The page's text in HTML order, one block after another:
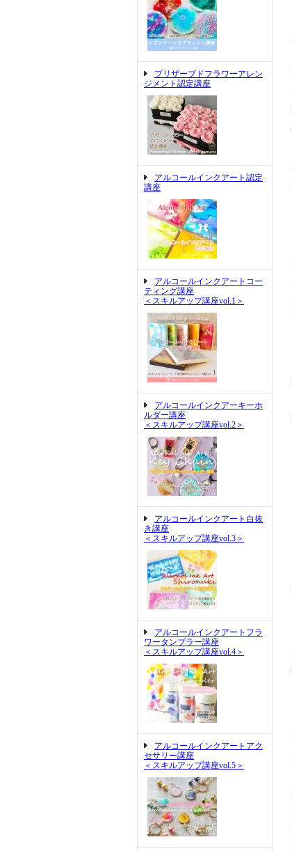
プリザーブドフラワーアレン
ジメント認定講座
アルコールインクアート認定
講座
アルコールインクアートコー
ティング講座
＜スキルアップ講座vol.1＞
アルコールインクアーキーホ
ルダー講座
＜スキルアップ講座vol.2＞
アルコールインクアート白抜
き講座
＜スキルアップ講座vol.3＞
アルコールインクアートフラ
ワータンブラー講座
＜スキルアップ講座vol.4＞
アルコールインクアートアク
セサリー講座
＜スキルアップ講座vol.5＞